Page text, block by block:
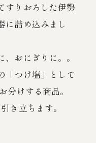
すりおろした伊勢
に詰め込みまし
おにぎりに。。
「つけ塩」として
分けする商品。
き立ちます。